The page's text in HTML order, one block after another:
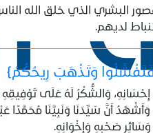
البشري الذي خلق الله
لديهم.
فَتَفْشَلُوا وَتَذْهَبَ رِيحُكُمْ﴾
وَالشُّكْرُ لَهُ عَلَى تَوْفِيقِهِ
وَأَشْهَدُ أَنَّ سَيِّدَنَا وَنَبِيَّنَا مُحَمَّدًا
صَحْبِهِ وَإِخْوَانِهِ.